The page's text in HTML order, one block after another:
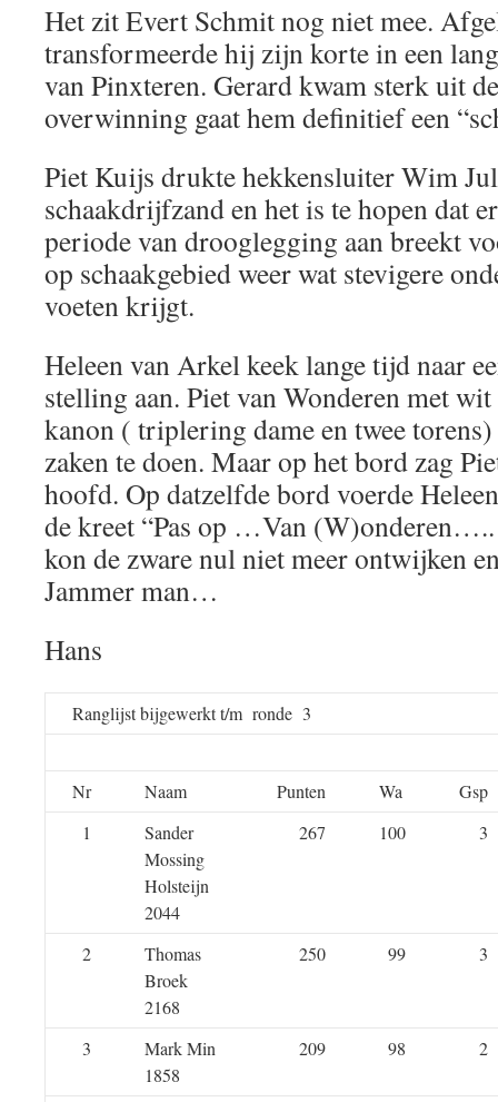
Het zit Evert Schmit nog niet mee.
transformeerde hij zijn korte in een
van Pinxteren. Gerard kwam sterk uit
overwinning gaat hem definitief een
Piet Kuijs drukte hekkensluiter Wim
schaakdrijfzand en het is te hopen dat
periode van drooglegging aan breekt
op schaakgebied weer wat stevigere
voeten krijgt.
Heleen van Arkel keek lange tijd naar
stelling aan. Piet van Wonderen met
kanon ( triplering dame en twee
zaken te doen. Maar op het bord zag
hoofd. Op datzelfde bord voerde
de kreet “Pas op …Van
kon de zware nul niet meer ontwijken
Jammer man…
Hans
Ranglijst bijgewerkt t/m ronde 3
Nr Naam Punten Wa
Gsp
1
Sander
Mossing
Holsteijn
2044
267 100 3
2
Thomas
Broek
2168
250 99 3
3
Mark Min
1858
209 98 2